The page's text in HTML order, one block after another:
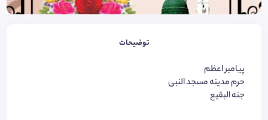
توضیحات
پیامبر اعظم
حرم مدینه مسجد النبی
جنه البقیع